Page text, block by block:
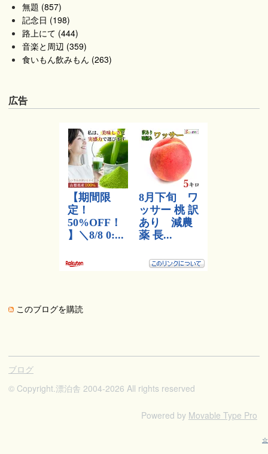
無題 (857)
記念日 (198)
路上にて (444)
音楽と周辺 (359)
食いもん飲みもん (263)
広告
このブログを購読
ブログ
© Copyright.漂泊舎 2004-2026 All rights reserved
Powered by Movable Type Pro
☆